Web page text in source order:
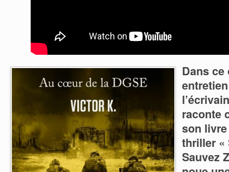
Dans ce
raconte
son
thriller «
Sauvez